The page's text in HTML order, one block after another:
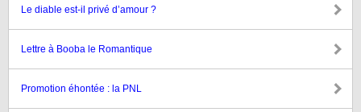
Le diable est-il privé d’amour ?
Lettre à Booba le Romantique
Promotion éhontée : la PNL